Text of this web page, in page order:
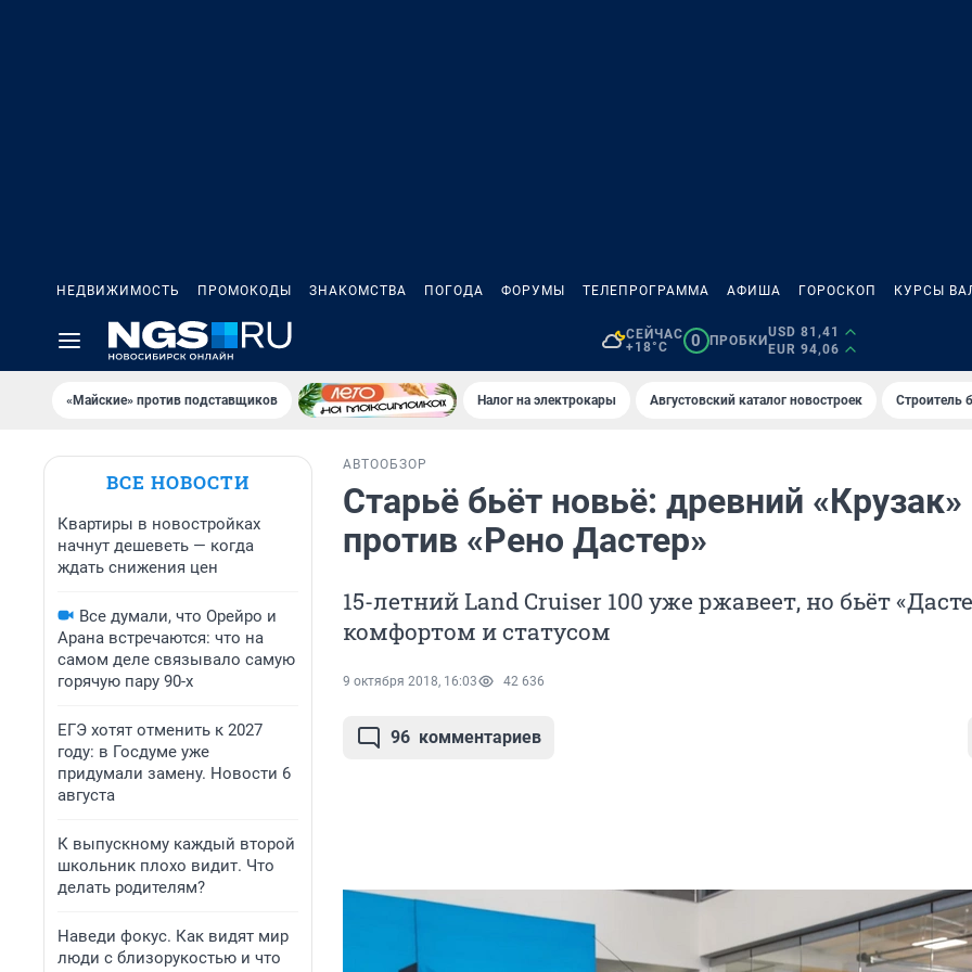
НЕДВИЖИМОСТЬ ПРОМОКОДЫ ЗНАКОМСТВА ПОГОДА ФОРУМЫ ТЕЛЕПРОГРАММА АФИША ГОРОСКОП КУРСЫ
СЕЙЧАС
+18°C
0 ПРОБКИ
USD 81,41
EUR 94,06
«Майские» против подставщиков Налог на электрокары Августовский каталог новостроек Строитель
ВСЕ НОВОСТИ
Квартиры в новостройках
начнут дешеветь — когда
ждать снижения цен
Все думали, что Орейро и
Арана встречаются: что на
самом деле связывало самую
горячую пару 90-х
ЕГЭ хотят отменить к 2027
году: в Госдуме уже
придумали замену. Новости 6
августа
К выпускному каждый второй
школьник плохо видит. Что
делать родителям?
Наведи фокус. Как видят мир
люди с близорукостью и что
АВТООБЗОР
Старьё бьёт новьё: древний «Крузак»
против «Рено Дастер»
15-летний Land Cruiser 100 уже ржавеет, но бьёт
комфортом и статусом
9 октября 2018, 16:03 42 636
96 комментариев